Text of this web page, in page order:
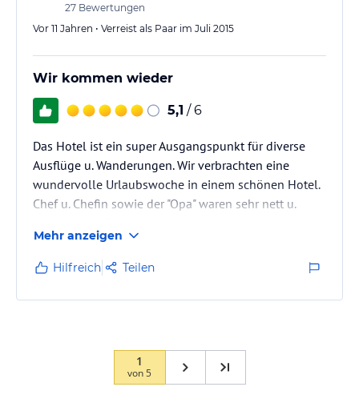
27 Bewertungen
Vor 11 Jahren • Verreist als Paar im Juli 2015
Wir kommen wieder
5,1 / 6
Das Hotel ist ein super Ausgangspunkt für diverse
Ausflüge u. Wanderungen. Wir verbrachten eine
wundervolle Urlaubswoche in einem schönen Hotel.
Chef u. Chefin sowie der "Opa" waren sehr nett u.
gesamte Personal. Das Essen bei Halbpension kann
man sich von der Speisekarte bestellen und es hat
immer super geschmeckt. Wir können dieses Hotel
guten Gewissens weiterempfehlen.
Mehr anzeigen
Hilfreich Teilen
1
von5